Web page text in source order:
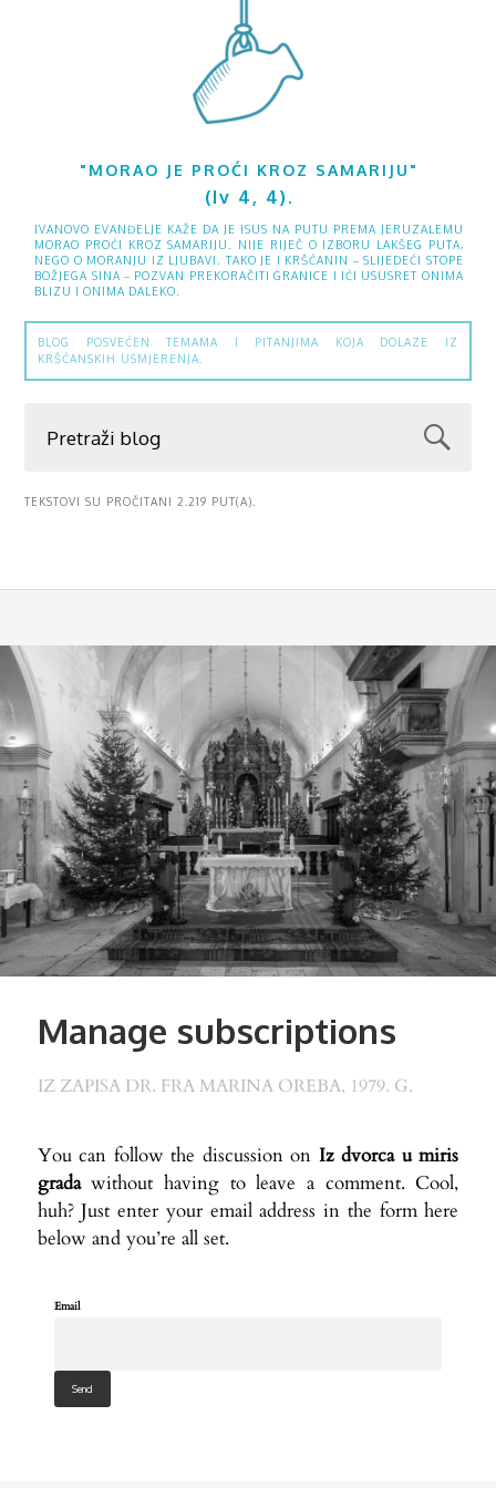
"MORAO JE PROĆI KROZ SAMARIJU"
(Iv 4, 4).
IVANOVO EVANĐELJE KAŽE DA JE ISUS NA PUTU PREMA JERUZALEMU
MORAO PROĆI KROZ SAMARIJU. NIJE RIJEČ O IZBORU LAKŠEG PUTA,
NEGO O MORANJU IZ LJUBAVI. TAKO JE I KRŠĆANIN – SLIJEDEĆI STOPE
BOŽJEGA SINA – POZVAN PREKORAČITI GRANICE I IĆI USUSRET ONIMA
BLIZU I ONIMA DALEKO.
BLOG POSVEĆEN TEMAMA I PITANJIMA KOJA DOLAZE IZ
KRŠĆANSKIH USMJERENJA.
TEKSTOVI SU PROČITANI 2.219 PUT(A).
MENU
Manage subscriptions
IZ ZAPISA DR. FRA MARINA OREBA, 1979. G.
You can follow the discussion on Iz dvorca u miris
gradawithout having to leave a comment. Cool,
huh? Just enter your email address in the form here
below and you’re all set.
Email